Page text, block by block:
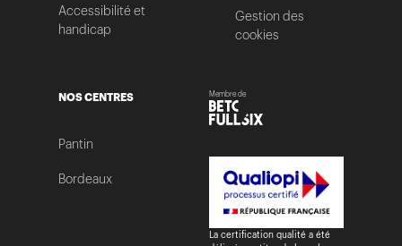
Accessibilité et
handicap
Gestion des
cookies
NOS CENTRES
Pantin
Bordeaux
Membre de
La certification qualité a été